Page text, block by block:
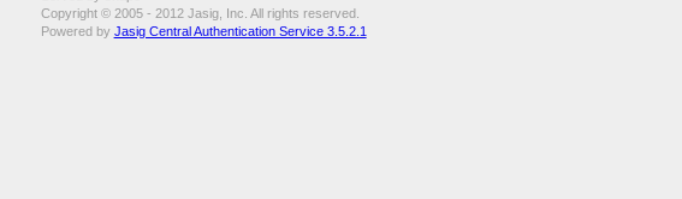
Copyright © 2005 - 2012 Jasig, Inc. All rights reserved.
Powered by Jasig Central Authentication Service 3.5.2.1